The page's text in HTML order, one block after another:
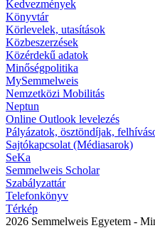
Kedvezmények
Könyvtár
Körlevelek, utasítások
Közbeszerzések
Közérdekű adatok
Minőségpolitika
MySemmelweis
Nemzetközi Mobilitás
Neptun
Online Outlook levelezés
Pályázatok, ösztöndíjak,
Sajtókapcsolat (Médiasarok)
SeKa
Semmelweis Scholar
Szabályzattár
Telefonkönyv
Térkép
2026 Semmelweis Egyetem -